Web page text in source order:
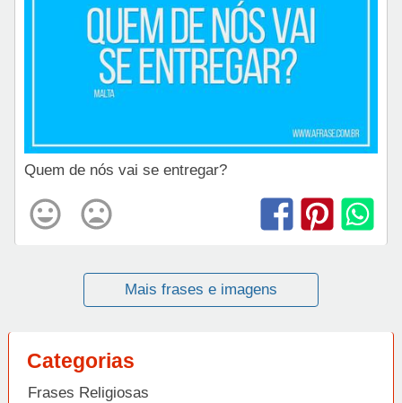
Quem de nós vai se entregar?
Mais frases e imagens
Categorias
Frases Religiosas